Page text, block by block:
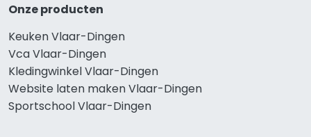
Onze producten
Keuken Vlaar-Dingen
Vca Vlaar-Dingen
Kledingwinkel Vlaar-Dingen
Website laten maken Vlaar-Dingen
Sportschool Vlaar-Dingen